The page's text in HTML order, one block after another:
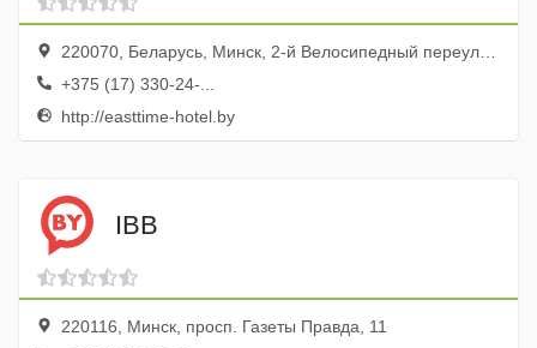
220070, Беларусь, Минск, 2-й Велосипедный переулок, 5
+375 (17) 330-24-...
http://easttime-hotel.by
IBB
220116, Минск, просп. Газеты Правда, 11